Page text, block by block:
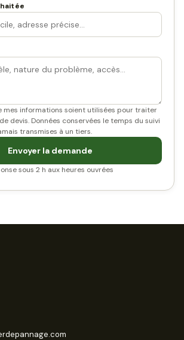
mes informations soient utilisées pour traiter
devis. Données conservées le temps du suivi
transmises à un tiers.
Envoyer la demande
sous 2 h aux heures ouvrées